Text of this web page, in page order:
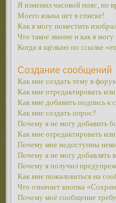
Я изменил часовой пояс, но
Моего языка нет в списке!
Как я могу поместить
Что такое звание и как я
Когда я щёлкаю по ссылке
Создание сообщений
Как мне создать тему в
Как мне отредактировать
Как мне добавить подпись к
Как мне создать опрос?
Почему я не могу добавить
Как мне отредактировать
Почему мне недоступны
Почему я не могу добавлять
Почему я получил
Как мне пожаловаться на
Что означает кнопка
Почему моё сообщение